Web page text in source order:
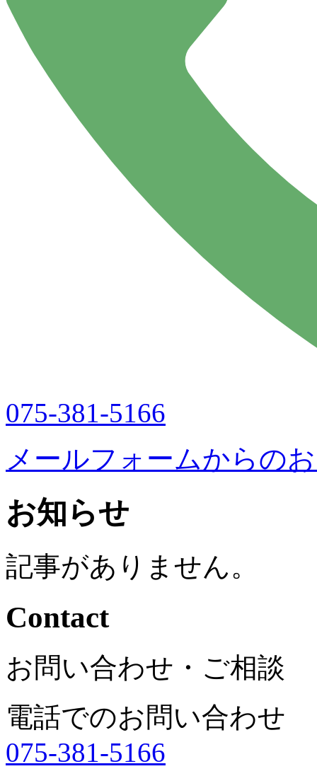
075-381-5166
メールフォームからの
お知らせ
記事がありません。
Contact
お問い合わせ・ご相談
電話でのお問い合わせ
075-381-5166